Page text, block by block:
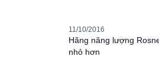
11/10/2016
Hãng năng lượng
nhỏ hơn